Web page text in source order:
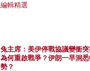
編輯精選
兔主席：美伊停戰協議變衝
為何重啟戰爭？伊朗一早洞
勢？